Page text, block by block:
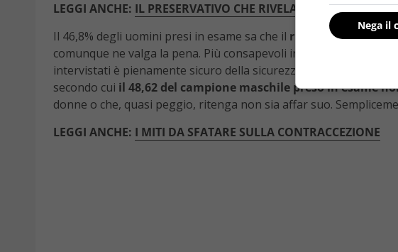
LEGGI ANCHE: IL PRESERVATIVO CHE RIVELA MALATTIE E
Il 46,8% degli uomini presi in esame sa che il rischio di
comunque ne valga la pena. Più consapevoli invece per quanto
intervistati è pienamente sicuro della sicurezza del coito
secondo cui il 48,62 del campione maschile preso in esame
donne o che, quasi peggio, ritenga non sia affar suo.
LEGGI ANCHE: I MITI DA SFATARE SULLA CONTRACCEZIONE
Nega il